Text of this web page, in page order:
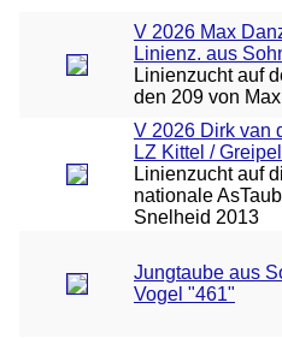
V 2026 Max
Linienz. aus
Linienzucht auf
den 209 von
V 2026 Dirk van
LZ Kittel / Greipel
Linienzucht auf
nationale
Snelheid 2013
Jungtaube aus
Vogel "461"